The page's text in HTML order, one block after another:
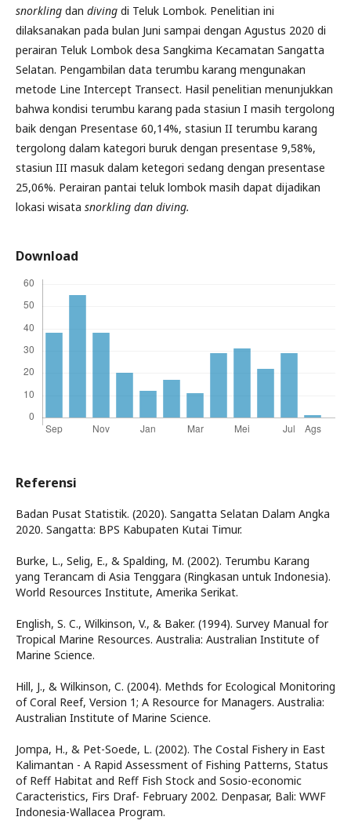
snorkling dan diving di Teluk Lombok. Penelitian ini
dilaksanakan pada bulan Juni sampai dengan Agustus 2020 di
perairan Teluk Lombok desa Sangkima Kecamatan Sangatta
Selatan. Pengambilan data terumbu karang mengunakan
metode Line Intercept Transect. Hasil penelitian menunjukkan
bahwa kondisi terumbu karang pada stasiun I masih tergolong
baik dengan Presentase 60,14%, stasiun II terumbu karang
tergolong dalam kategori buruk dengan presentase 9,58%,
stasiun III masuk dalam ketegori sedang dengan presentase
25,06%. Perairan pantai teluk lombok masih dapat dijadikan
lokasi wisata snorkling dan diving.
Download
Referensi
Badan Pusat Statistik. (2020). Sangatta Selatan Dalam Angka
2020. Sangatta: BPS Kabupaten Kutai Timur.
Burke, L., Selig, E., & Spalding, M. (2002). Terumbu Karang
yang Terancam di Asia Tenggara (Ringkasan untuk Indonesia).
World Resources Institute, Amerika Serikat.
English, S. C., Wilkinson, V., & Baker. (1994). Survey Manual for
Tropical Marine Resources. Australia: Australian Institute of
Marine Science.
Hill, J., & Wilkinson, C. (2004). Methds for Ecological Monitoring
of Coral Reef, Version 1; A Resource for Managers. Australia:
Australian Institute of Marine Science.
Jompa, H., & Pet-Soede, L. (2002). The Costal Fishery in East
Kalimantan - A Rapid Assessment of Fishing Patterns, Status
of Reff Habitat and Reff Fish Stock and Sosio-economic
Caracteristics, Firs Draf- February 2002. Denpasar, Bali: WWF
Indonesia-Wallacea Program.